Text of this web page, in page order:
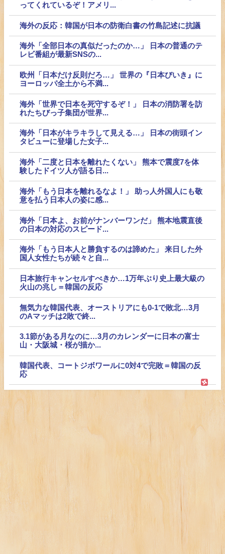
ってくれているぞ！アメリ...
海外の反応：韓国が日本の防衛白書の竹島記述に抗議
海外「全部日本の真似だったのか…」 日本の普通のテ
レビ番組が最新SNSの...
欧州「日本だけ反則だろ…」 世界の『日本びいき』に
ヨーロッパ全土から不満...
海外「世界で日本を死守するぞ！」 日本の消防署を訪
れたちびっ子集団が世界...
海外「日本がキラキラして見える…」 日本の街頭イン
タビューに登場した女子...
海外「二度と日本を離れたくない」 熊本で震度7を体
験したドイツ人が語る日...
海外「もう日本を離れるなよ！」 助っ人外国人にも敬
意を払う日本人の姿に感...
海外「日本よ、お前がナンバーワンだ」 熊本地震直後
の日本の対応のスピード...
海外「もう日本人と勝負するのは諦めた」 来日した外
国人女性たちが続々と自...
日本旅行キャンセルすべきか…1万年ぶり史上最大級の
火山の兆し＝韓国の反応
無気力な韓国代表、オーストリアにも0-1で敗北…3月
のAマッチは2敗で終...
3.1節がある月なのに…3月のカレンダーに日本の富士
山・大阪城・桜が描か...
韓国代表、コートジボワールに0対4で完敗＝韓国の反
応